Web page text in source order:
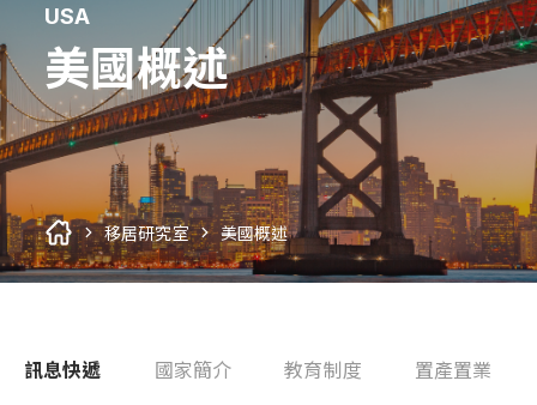
移民國家
所有移民國家列表
第二國護照
外僑學校
美國
加拿大
格瑞那達
關於我們
您的代辦首選
關於大都會
企業專訪
移居研究室
所有移居研究室列表
美國概述
巴拿馬概述
最新消息
最新活動
移民辦理觀念
美國概述
USA
移居研究室 美國概述
訊息快遞 國家簡介 教育制度 置產置業